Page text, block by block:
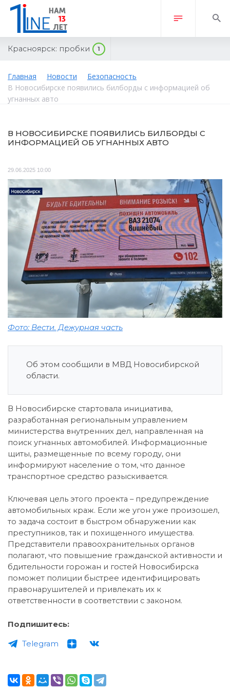
Красноярск: пробки 1
Главная Новости
Безопасность
В Новосибирске появились билборды с информацией об
угнанных авто
В НОВОСИБИРСКЕ ПОЯВИЛИСЬ БИЛБОРДЫ С
ИНФОРМАЦИЕЙ ОБ УГНАННЫХ АВТО
29.06.2025 10:00
Фото: Вести. Дежурная часть
Об этом сообщили в МВД Новосибирской
области.
В Новосибирске стартовала инициатива,
разработанная региональным управлением
министерства внутренних дел, направленная на
поиск угнанных автомобилей. Информационные
щиты, размещенные по всему городу, они
информируют население о том, что данное
транспортное средство разыскивается.
Ключевая цель этого проекта – предупреждение
автомобильных краж. Если же угон уже произошел,
то задача состоит в быстром обнаружении как
преступников, так и похищенного имущества.
Представители правоохранительных органов
полагают, что повышение гражданской активности и
бдительности горожан и гостей Новосибирска
поможет полиции быстрее идентифицировать
правонарушителей и привлекать их к
ответственности в соответствии с законом.
Подпишитесь:
Telegram